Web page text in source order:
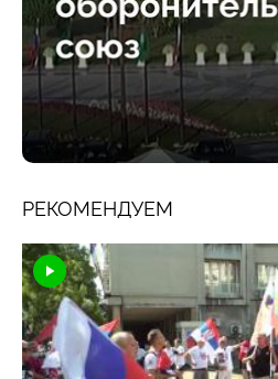
РЕКОМЕНДУЕМ